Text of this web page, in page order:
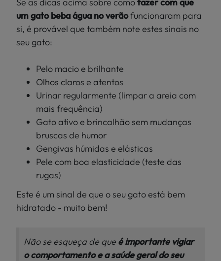
um gato beba água no verãofuncionaram para
si, é provável que também note estes sinais no
seu gato:
Pelo macio e brilhante
Olhos claros e atentos
Urinar regularmente (limpar a areia com
mais frequência)
Gato ativo e brincalhão sem mudanças
bruscas de humor
Gengivas húmidas e elásticas
Pele com boa elasticidade (teste das
rugas)
Este é um sinal de que o seu gato está bem
hidratado - muito bem!
Não se esqueça de queé importante vigiar
o comportamento e a saúde geral do seu